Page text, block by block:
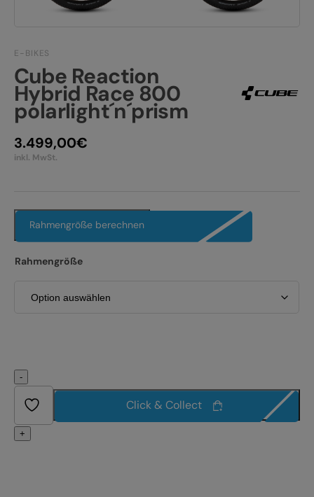
Alle entdecken
E-BIKE FULLY
E-BIKE HARDTAIL
E-BIKE TOUR
Alle entdecken
PRODUKTRÜCKRUFE
E-BIKES
Cube Reaction
Hybrid Race 800
polarlight´n´prism
3.499,00€
inkl. MwSt.
Rahmengröße berechnen
Rahmengröße
-
+
Click & Collect